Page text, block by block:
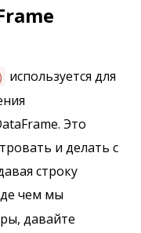
используется для
Это
и делать с
строку
чем мы
давайте